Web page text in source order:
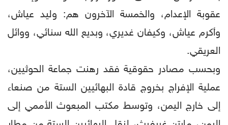
عقوبة الإعدام، والخمسة الآخرون هم: وليد عياش،
وأكرم عياش، وكيفان غديري، وبديع الله سنائي، ووائل
العريقي.
وبحسب مصادر حقوقية فقد رهنت جماعة الحوثيين،
عملية الإفراج بخروج قادة البهائيين الستة من صنعاء
إلى خارج اليمن، وتوسط مكتب المبعوث الأممي إلى